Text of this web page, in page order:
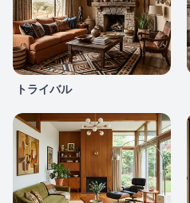
トライバル